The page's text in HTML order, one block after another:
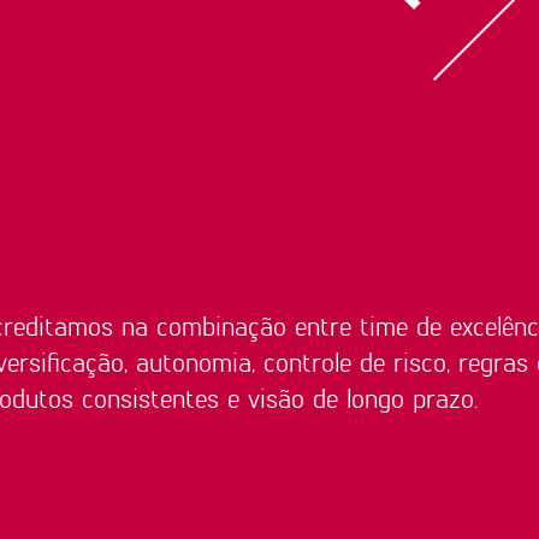
na combinação entre time de
autonomia, controle de risco, regras
consistentes e visão de longo prazo.